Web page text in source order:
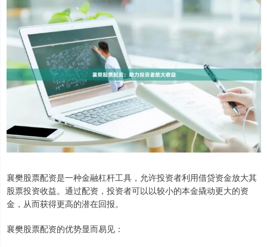
襄樊股票配资是一种金融杠杆工具，允许投资者利用借贷资金放大其
股票投资收益。通过配资，投资者可以以较小的本金撬动更大的资
金，从而获得更高的潜在回报。
襄樊股票配资的优势显而易见：